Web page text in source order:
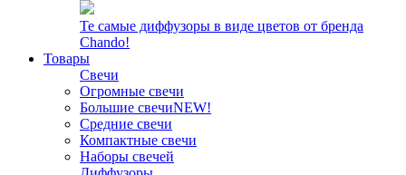
Те самые диффузоры в виде цветов от бренда
Chando!
Товары
Свечи
Огромные свечи
Большие свечиNEW!
Средние свечи
Компактные свечи
Наборы свечей